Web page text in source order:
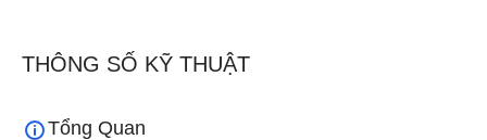
THÔNG SỐ KỸ THUẬT
Tổng Quan